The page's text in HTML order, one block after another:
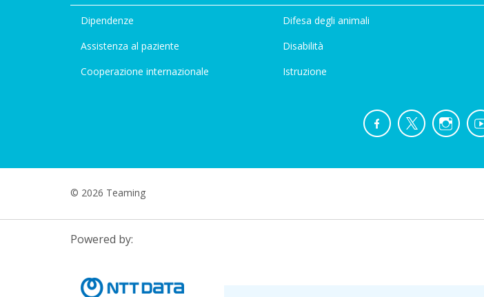
Dipendenze
Assistenza al paziente
Cooperazione internazionale
Difesa degli animali
Disabilità
Istruzione
© 2026 Teaming
Powered by: